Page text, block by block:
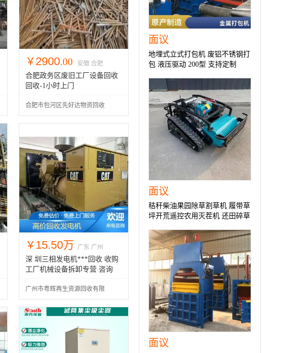
￥ 2900.00 安徽 合肥
合肥政务区废旧工厂设备回收
回收-1小时上门
合肥市包河区先好达物资回收
经营部
￥ 15.50万 广东 广州
深 圳三相发电机***回收 收购
工厂机械设备拆卸专营 咨询
广州市粤辉再生资源回收有限
公司
面议
地埋式立式打包机 废铝不锈钢打
包 液压驱动 200型 支持定制
面议
秸秆柴油果园除草割草机 履带草
坪开荒遥控农用灭茬机 还田碎草
面议